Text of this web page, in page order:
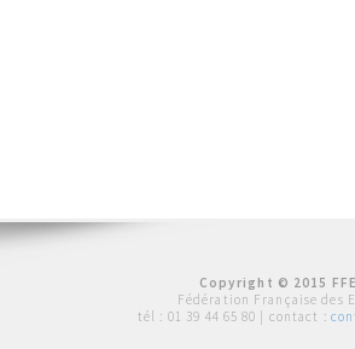
Copyright © 2015
Fédération Française des
tél : 01 39 44 65 80 | contact :